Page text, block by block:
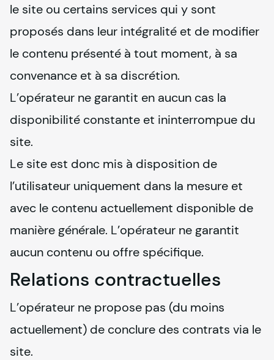
le site ou certains services qui y sont
proposés dans leur intégralité et de modifier
le contenu présenté à tout moment, à sa
convenance et à sa discrétion.
L’opérateur ne garantit en aucun cas la
disponibilité constante et ininterrompue du
site.
Le site est donc mis à disposition de
l’utilisateur uniquement dans la mesure et
avec le contenu actuellement disponible de
manière générale. L’opérateur ne garantit
aucun contenu ou offre spécifique.
Relations contractuelles
L’opérateur ne propose pas (du moins
actuellement) de conclure des contrats via le
site.